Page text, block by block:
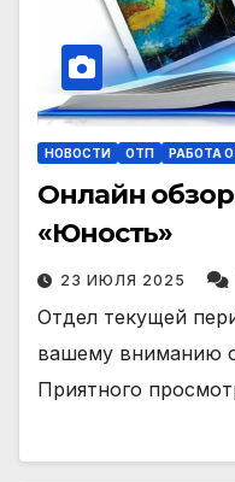
НОВОСТИ ОТП РАБОТА
Онлайн
«Юность»
23 ИЮЛЯ 2025
Отдел текущей
вашему вниманию
Приятного